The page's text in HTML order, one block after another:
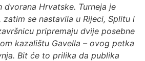
dvorana Hrvatske. Turneja je
zatim se nastavila u Rijeci, Splitu i
pripremaju dvije posebne
kazalištu Gavella – ovog petka
Bit će to prilika da publika